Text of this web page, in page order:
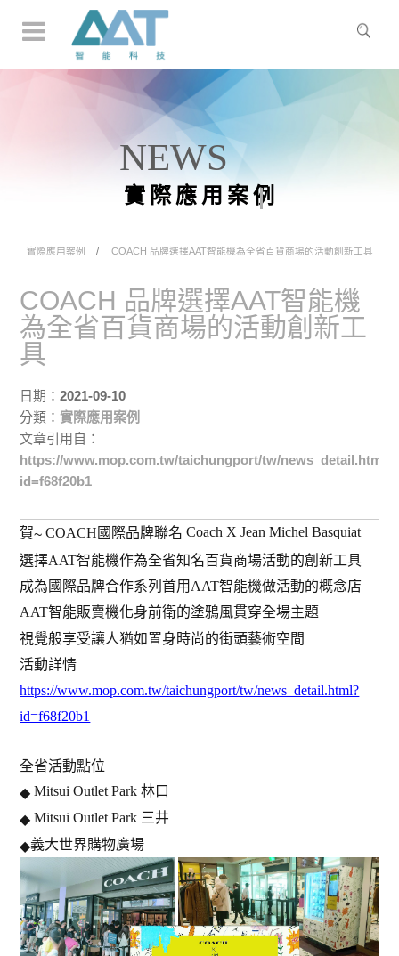
NEWS
實際應用案例
實際應用案例 COACH 品牌選擇AAT智能機為全省百貨商場的活動創新工具
COACH 品牌選擇AAT智能機
為全省百貨商場的活動創新工
具
日期：2021-09-10
分類：實際應用案例
文章引用自：
https://www.mop.com.tw/taichungport/tw/news_detail.html?
id=f68f20b1
賀~COACH國際品牌聯名 Coach X Jean Michel Basquiat
選擇AAT智能機作為全省知名百貨商場活動的創新工具
成為國際品牌合作系列首用AAT智能機做活動的概念店
AAT智能販賣機化身前衛的塗鴉風貫穿全場主題
視覺般享受讓人猶如置身時尚的街頭藝術空間
活動詳情
https://www.mop.com.tw/taichungport/tw/news_detail.html?
id=f68f20b1
全省活動點位
◆Mitsui Outlet Park 林口
◆Mitsui Outlet Park 三井
◆義大世界購物廣場